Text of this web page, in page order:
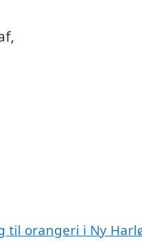
til orangeri i Ny